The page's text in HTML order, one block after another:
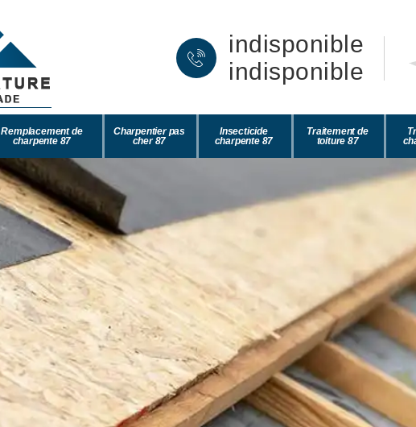
indisponible
indisponible
Remplacement de
charpente 87
Charpentier pas
cher 87
Insecticide
charpente 87
Traitement de
toiture 87